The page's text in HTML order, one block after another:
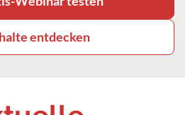
entdecken